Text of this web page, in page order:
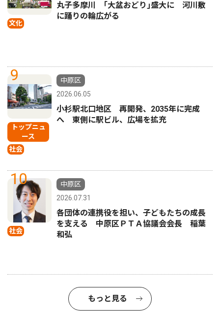
文化
丸子多摩川 ｢大盆おどり｣盛大に 河川敷
に踊りの輪広がる
9
トップニュ
ース
社会
中原区
2026.06.05
小杉駅北口地区 再開発、2035年に完成
へ 東側に駅ビル、広場を拡充
10
社会
中原区
2026.07.31
各団体の連携役を担い、子どもたちの成長
を支える 中原区ＰＴＡ協議会会長 稲葉
和弘
もっと見る